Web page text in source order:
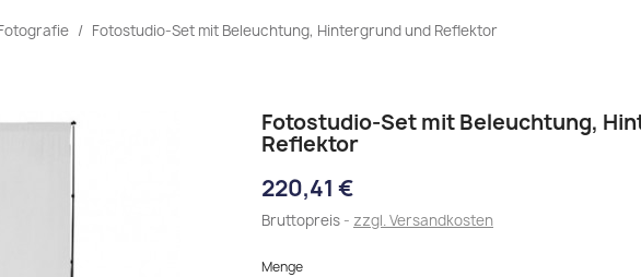
Fotostudio-Set mit Beleuchtung, Hintergrund und Reflektor
Fotostudio-Set mit Beleuchtung,
Reflektor
220,41 €
Bruttopreis zzgl. Versandkosten
Menge